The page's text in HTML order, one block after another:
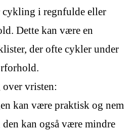
cykling i regnfulde eller
Dette kan være en
der ofte cykler under
vristen:
kan være praktisk og nem
den kan også være mindre